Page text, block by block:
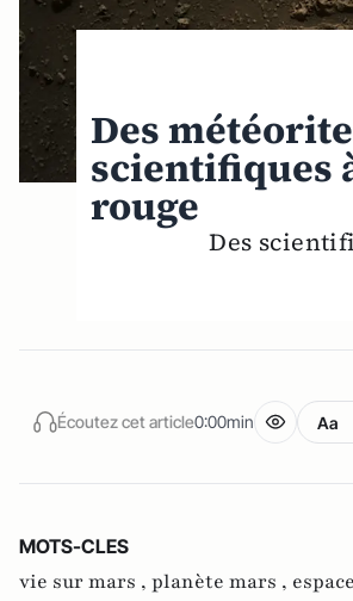
Des
scientifiques
rouge
Des
Écoutez cet article0:00min Aa
MOTS-CLES
vie sur mars , planète mars ,